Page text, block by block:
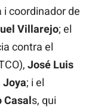
i coordinador de
Villarejo; el
contra el
José Luis
Joya; i el
Casals, qui